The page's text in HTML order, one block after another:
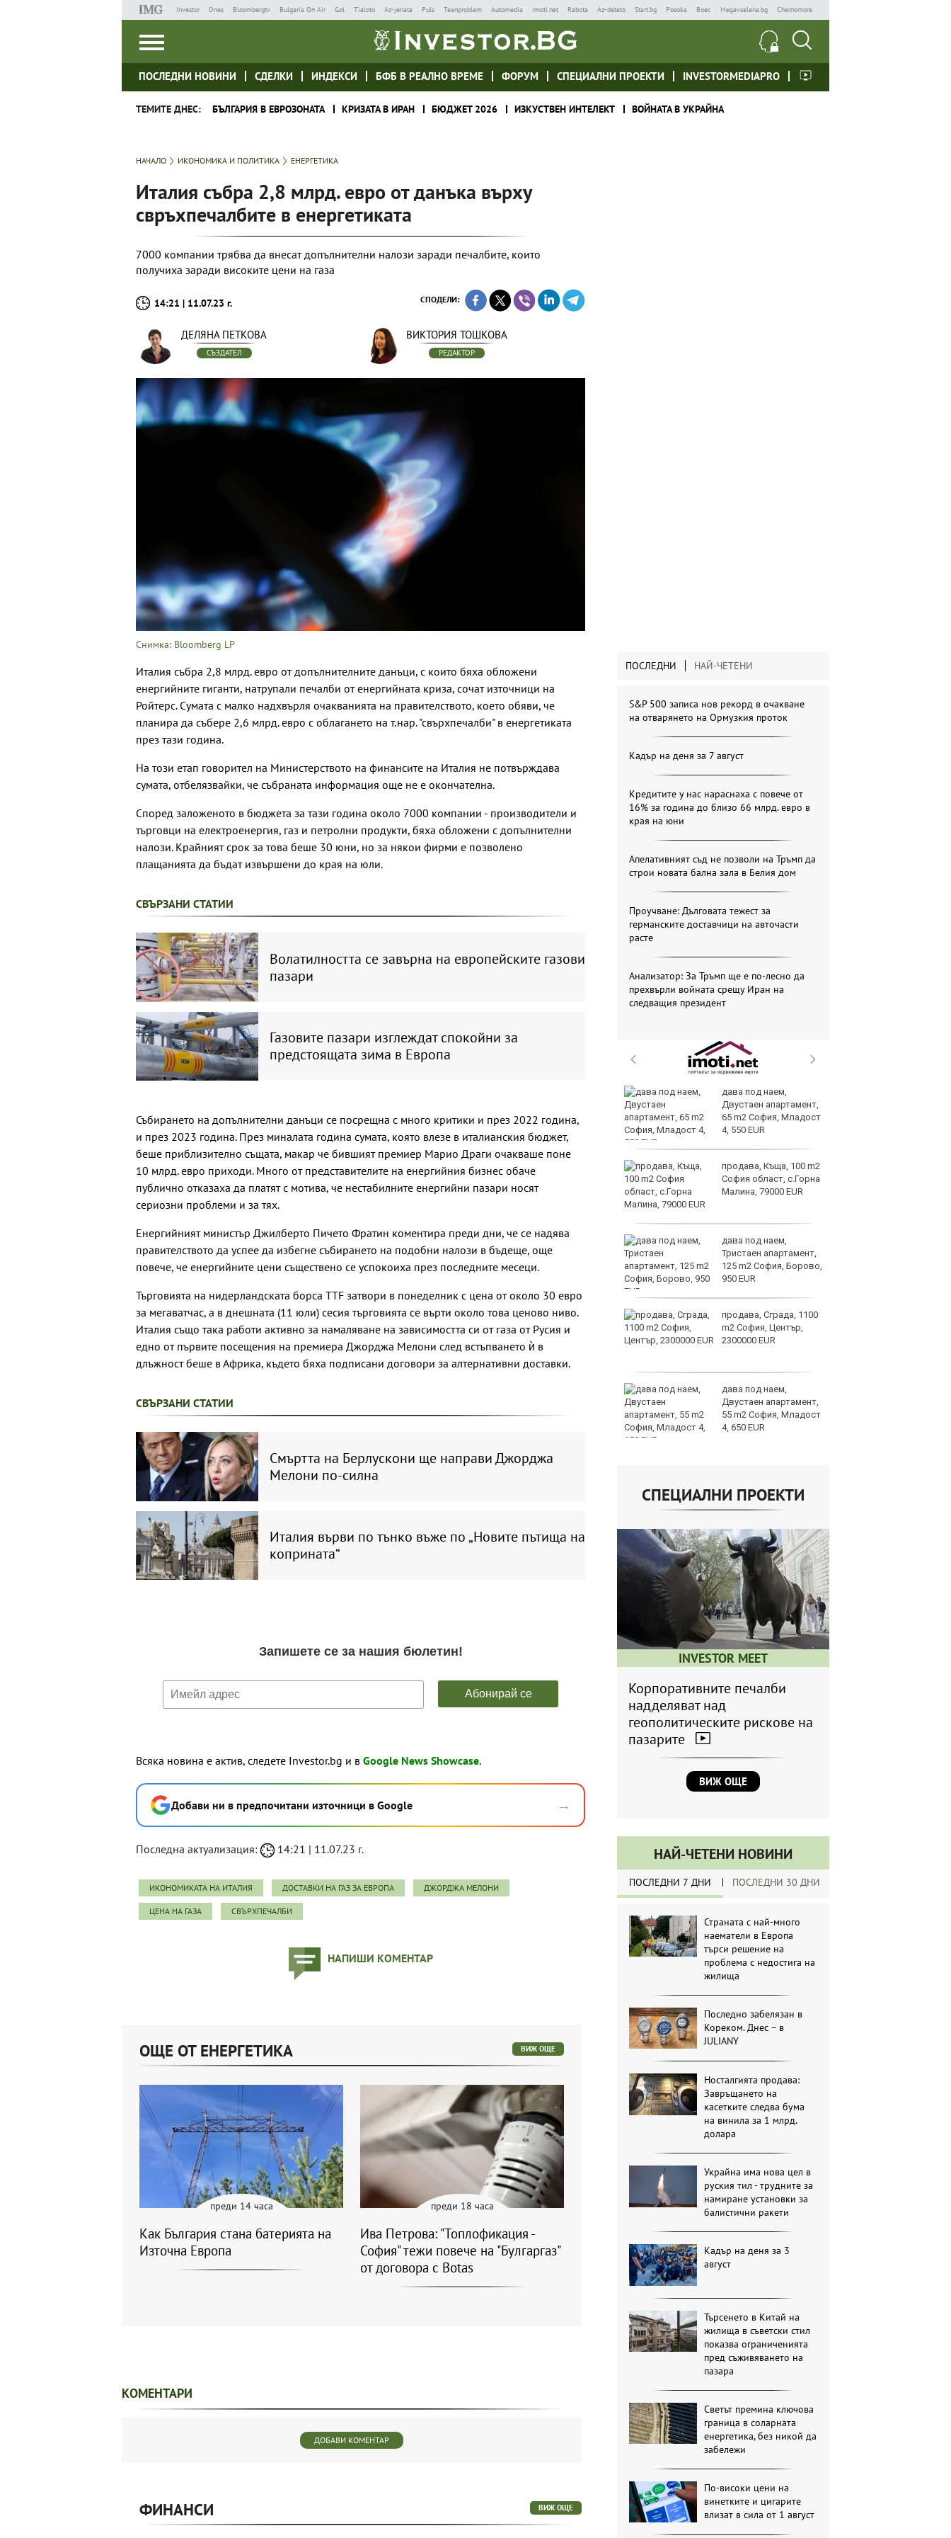
Investor Dnes Bloombergtv Bulgaria On Air Gol Tialoto Az-jenata Puls Teenproblem Automedia Imoti.net Rabota Az-deteto Start.bg Posoka Boec Megavselena.bg Chernomore
ПОСЛЕДНИ НОВИНИ СДЕЛКИ ИНДЕКСИ БФБ В РЕАЛНО ВРЕМЕ ФОРУМ СПЕЦИАЛНИ ПРОЕКТИ INVESTORMEDIAPRO
ТЕМИТЕ ДНЕС: БЪЛГАРИЯ В ЕВРОЗОНАТА КРИЗАТА В ИРАН БЮДЖЕТ 2026 ИЗКУСТВЕН ИНТЕЛЕКТ ВОЙНАТА В УКРАЙНА
НАЧАЛО ИКОНОМИКА И ПОЛИТИКА ЕНЕРГЕТИКА
Италия събра 2,8 млрд. евро от данъка върху
свръхпечалбите в енергетиката
7000 компании трябва да внесат допълнителни налози заради печалбите, които
получиха заради високите цени на газа
14:21 | 11.07.23 г. СПОДЕЛИ:
ДЕЛЯНА ПЕТКОВА
СЪЗДАТЕЛ
ВИКТОРИЯ ТОШКОВА
РЕДАКТОР
Снимка: Bloomberg LP
Италия събра 2,8 млрд. евро от допълнителните данъци, с които бяха обложени
енергийните гиганти, натрупали печалби от енергийната криза, сочат източници на
Ройтерс. Сумата с малко надхвърля очакванията на правителството, което обяви, че
планира да събере 2,6 млрд. евро с облагането на т.нар. "свърхпечалби" в енергетиката
през тази година.
На този етап говорител на Министерството на финансите на Италия не потвърждава
сумата, отбелязвайки, че събраната информация още не е окончателна.
Според заложеното в бюджета за тази година около 7000 компании - производители и
търговци на електроенергия, газ и петролни продукти, бяха обложени с допълнителни
налози. Крайният срок за това беше 30 юни, но за някои фирми е позволено
плащанията да бъдат извършени до края на юли.
СВЪРЗАНИ СТАТИИ
Волатилността се завърна на европейските газови
пазари
Газовите пазари изглеждат спокойни за
предстоящата зима в Европа
Събирането на допълнителни данъци се посрещна с много критики и през 2022 година,
и през 2023 година. През миналата година сумата, която влезе в италианския бюджет,
беше приблизително същата, макар че бившият премиер Марио Драги очакваше поне
10 млрд. евро приходи. Много от представителите на енергийния бизнес обаче
публично отказаха да платят с мотива, че нестабилните енергийни пазари носят
сериозни проблеми и за тях.
Енергийният министър Джилберто Пичето Фратин коментира преди дни, че се надява
правителството да успее да избегне събирането на подобни налози в бъдеще, още
повече, че енергийните цени съществено се успокоиха през последните месеци.
Търговията на нидерландската борса TTF затвори в понеделник с цена от около 30 евро
за мегаватчас, а в днешната (11 юли) сесия търговията се върти около това ценово ниво.
Италия също така работи активно за намаляване на зависимостта си от газа от Русия и
едно от първите посещения на премиера Джорджа Мелони след встъпването ѝ в
длъжност беше в Африка, където бяха подписани договори за алтернативни доставки.
СВЪРЗАНИ СТАТИИ
Смъртта на Берлускони ще направи Джорджа
Мелони по-силна
Италия върви по тънко въже по „Новите пътища на
коприната“
Всяка новина е актив, следете Investor.bg и в Google News Showcase.
Добави ни в предпочитани източници в Google →
Последна актуализация: 14:21 | 11.07.23 г.
ИКОНОМИКАТА НА ИТАЛИЯ ДОСТАВКИ НА ГАЗ ЗА ЕВРОПА ДЖОРДЖА МЕЛОНИ
ЦЕНА НА ГАЗА СВЪРХПЕЧАЛБИ
НАПИШИ КОМЕНТАР
ПОСЛЕДНИ НАЙ-ЧЕТЕНИ
S&P 500 записа нов рекорд в очакване
на отварянето на Ормузкия проток
Кадър на деня за 7 август
Кредитите у нас нараснаха с повече от
16% за година до близо 66 млрд. евро в
края на юни
Апелативният съд не позволи на Тръмп да
строи новата бална зала в Белия дом
Проучване: Дълговата тежест за
германските доставчици на авточасти
расте
Анализатор: За Тръмп ще е по-лесно да
прехвърли войната срещу Иран на
следващия президент
седмица във
Варненско
Вечерен крос ще се
Морската градина на
Тази събота: откриват
ловния сезон за
пернат дивеч
ФК Девня гостува на
Атлетик (Провадия) за
Аматьорската купа
Саморазправата не е
дава под наем,
Двустаен апартамент,
65 m2 София, Младост
4, 550 EUR
продава, Къща, 100 m2
София област, с.Горна
Малина, 79000 EUR
дава под наем,
Тристаен апартамент,
125 m2 София, Борово,
950 EUR
продава, Сграда, 1100
m2 София, Център,
2300000 EUR
дава под наем,
Двустаен апартамент,
55 m2 София, Младост
4, 650 EUR
СПЕЦИАЛНИ ПРОЕКТИ
INVESTOR MEET
Корпоративните печалби
надделяват над
геополитическите рискове на
пазарите
ВИЖ ОЩЕ
НАЙ-ЧЕТЕНИ НОВИНИ
ПОСЛЕДНИ 7 ДНИ ПОСЛЕДНИ 30 ДНИ
Страната с най-много
наематели в Европа
търси решение на
проблема с недостига на
жилища
Последно забелязан в
Кореком. Днес – в
JULIANY
Носталгията продава:
Завръщането на
касетките следва бума
на винила за 1 млрд.
долара
Украйна има нова цел в
руския тил - трудните за
намиране установки за
балистични ракети
Кадър на деня за 3
август
Търсенето в Китай на
жилища в съветски стил
показва ограниченията
пред съживяването на
пазара
Светът премина ключова
граница в соларната
енергетика, без никой да
забележи
По-високи цени на
винетките и цигарите
влизат в сила от 1 август
ОЩЕ ОТ ЕНЕРГЕТИКА ВИЖ ОЩЕ
преди 14 часа
Как България стана батерията на
Източна Европа
преди 18 часа
Ива Петрова: "Топлофикация -
София" тежи повече на "Булгаргаз"
от договора с Botas
КОМЕНТАРИ
ДОБАВИ КОМЕНТАР
ФИНАНСИ ВИЖ ОЩЕ